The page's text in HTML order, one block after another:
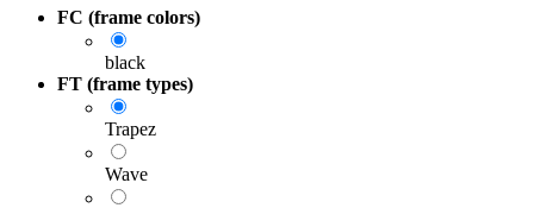
FC (frame colors)
black
FT (frame types)
Trapez
Wave